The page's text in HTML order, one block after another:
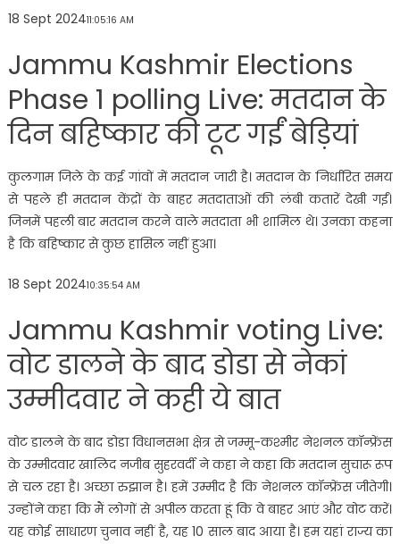
18 Sept 202411:05:16 AM
Jammu Kashmir Elections
Phase 1 polling Live: मतदान के
दिन बहिष्कार की टूट गईं बेड़ियां
कुलगाम जिले के कई गांवों में मतदान जारी है। मतदान के निर्धारित समय
से पहले ही मतदान केंद्रों के बाहर मतदाताओं की लंबी कतारें देखी गईं।
जिनमें पहली बार मतदान करने वाले मतदाता भी शामिल थे। उनका कहना
है कि बहिष्कार से कुछ हासिल नहीं हुआ।
18 Sept 202410:35:54 AM
Jammu Kashmir voting Live:
वोट डालने के बाद डोडा से नेकां
उम्मीदवार ने कही ये बात
वोट डालने के बाद डोडा विधानसभा क्षेत्र से जम्मू-कश्मीर नेशनल कॉन्फ्रेंस
के उम्मीदवार खालिद नजीब सुहरवर्दी ने कहा ने कहा कि मतदान सुचारू रूप
से चल रहा है। अच्छा रुझान है। हमें उम्मीद है कि नेशनल कॉन्फ्रेंस जीतेगी।
उन्होंने कहा कि मैं लोगों से अपील करता हूं कि वे बाहर आएं और वोट करें।
यह कोई साधारण चुनाव नहीं है, यह 10 साल बाद आया है। हम यहां राज्य का